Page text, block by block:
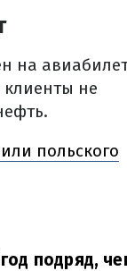
на
не
польского
подряд,